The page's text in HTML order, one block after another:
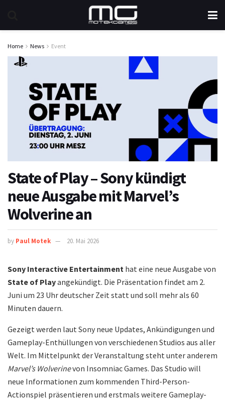
Home News Event
State of Play – Sony kündigt
neue Ausgabe mit Marvel’s
Wolverine an
by Paul Motek 20. Mai 2026
Sony Interactive Entertainment hat eine neue Ausgabe von
State of Playangekündigt. Die Präsentation findet am 2.
Juni um 23 Uhr deutscher Zeit statt und soll mehr als 60
Minuten dauern.
Gezeigt werden laut Sony neue Updates, Ankündigungen und
Gameplay-Enthüllungen von verschiedenen Studios aus aller
Welt. Im Mittelpunkt der Veranstaltung steht unter anderem
Marvel’s Wolverinevon Insomniac Games. Das Studio will
neue Informationen zum kommenden Third-Person-
Actionspiel präsentieren und erstmals weitere Gameplay-